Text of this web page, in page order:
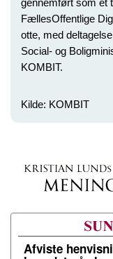
FællesOffentlige
otte, med
Social- og
KOMBIT.
Kilde: KOMBIT
Afviste